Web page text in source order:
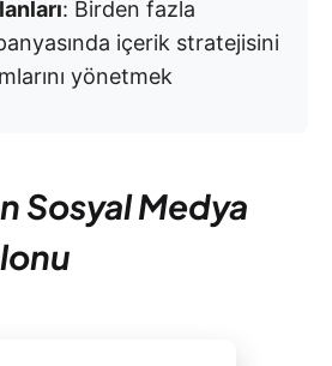
: Birden fazla
içerik stratejisini
yönetmek
Sosyal Medya